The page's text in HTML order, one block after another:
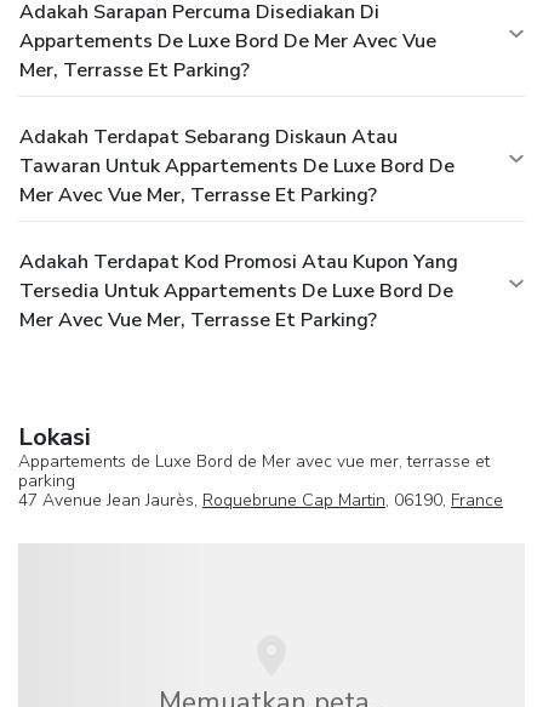
Adakah Sarapan Percuma Disediakan Di
Appartements De Luxe Bord De Mer Avec Vue
Mer, Terrasse Et Parking?
Adakah Terdapat Sebarang Diskaun Atau
Tawaran Untuk Appartements De Luxe Bord De
Mer Avec Vue Mer, Terrasse Et Parking?
Adakah Terdapat Kod Promosi Atau Kupon Yang
Tersedia Untuk Appartements De Luxe Bord De
Mer Avec Vue Mer, Terrasse Et Parking?
Lokasi
Appartements de Luxe Bord de Mer avec vue mer, terrasse et
parking
47 Avenue Jean Jaurès, Roquebrune Cap Martin, 06190, France